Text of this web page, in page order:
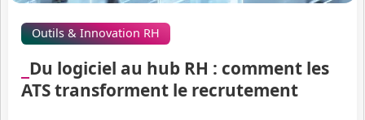
Outils & Innovation RH
Du logiciel au hub RH : comment les
ATS transforment le recrutement